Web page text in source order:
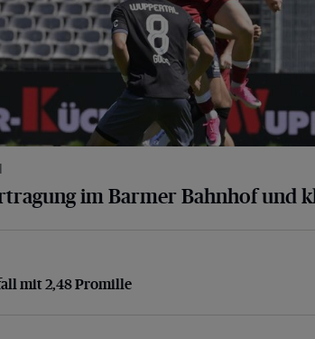
im Barmer Bahnhof und
mit 2,48 Promille
mit 2,48 Promille